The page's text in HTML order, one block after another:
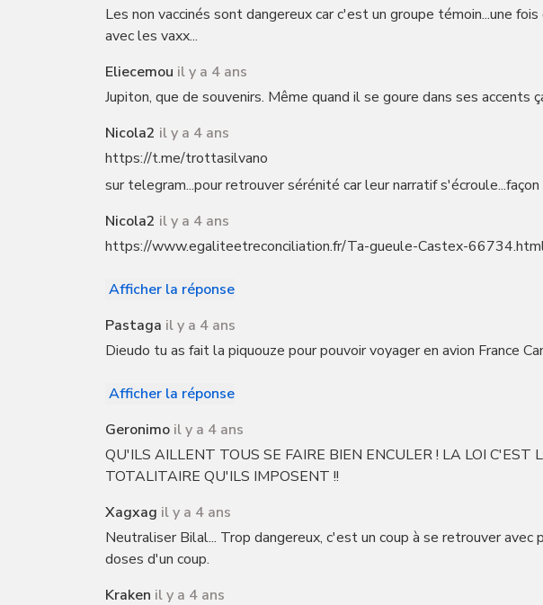
Les non vaccinés sont dangereux car c'est un groupe témoin...une
avec les vaxx...
Eliecemou il y a 4 ans
Jupiton, que de souvenirs. Même quand il se goure dans ses accents
Nicola2 il y a 4 ans
https://t.me/trottasilvano
sur telegram...pour retrouver sérénité car leur narratif
Nicola2 il y a 4 ans
https://www.egaliteetreconciliation.fr/Ta-gueule-Castex-
Afficher la réponse
Pastaga il y a 4 ans
Dieudo tu as fait la piquouze pour pouvoir voyager en avion France
Afficher la réponse
Geronimo il y a 4 ans
QU'ILS AILLENT TOUS SE FAIRE BIEN ENCULER ! LA LOI C'EST
TOTALITAIRE QU'ILS IMPOSENT !!
Xagxag il y a 4 ans
Neutraliser Bilal... Trop dangereux, c'est un coup à se retrouver avec
doses d'un coup.
Kraken il y a 4 ans